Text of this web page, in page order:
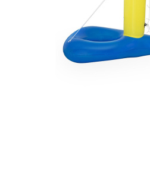
Bli medlem i Club Miixi
Glömt ditt lösenord?
Ansök om att bli B2B-kund